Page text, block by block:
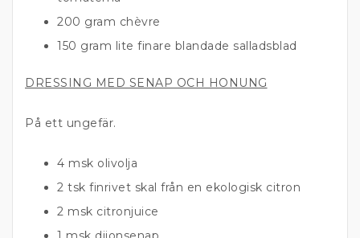
200 gram chèvre
150 gram lite finare blandade salladsblad
DRESSING MED SENAP OCH HONUNG
På ett ungefär.
4 msk olivolja
2 tsk finrivet skal från en ekologisk citron
2 msk citronjuice